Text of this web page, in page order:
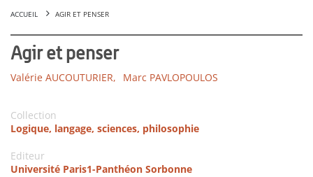
ACCUEIL AGIR ET PENSER
Agir et penser
Valérie AUCOUTURIER, Marc PAVLOPOULOS
Collection
Logique, langage, sciences, philosophie
Editeur
Université Paris1-Panthéon Sorbonne